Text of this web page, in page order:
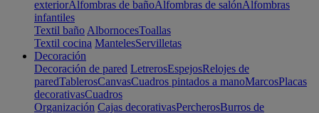
exteriorAlfombras de bañoAlfombras de salónAlfombras
infantiles
Textil baño AlbornocesToallas
Textil cocina MantelesServilletas
Decoración
Decoración de pared LetrerosEspejosRelojes de
paredTablerosCanvasCuadros pintados a manoMarcosPlacas
decorativasCuadros
Organización Cajas decorativasPercherosBurros de